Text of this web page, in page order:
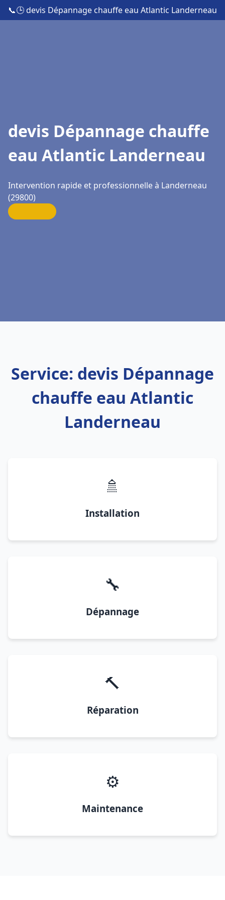
📞🕒 devis Dépannage chauffe eau Atlantic Landerneau
devis Dépannage chauffe
eau Atlantic Landerneau
Intervention rapide et professionnelle à Landerneau
(29800)
Service: devis Dépannage
chauffe eau Atlantic
Landerneau
🚿
Installation
🔧
Dépannage
🔨
Réparation
⚙️
Maintenance